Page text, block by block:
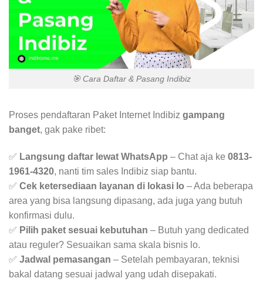
🎯 Cara Daftar & Pasang Indibiz
Proses pendaftaran Paket Internet Indibiz gampang
banget, gak pake ribet:
✅ Langsung daftar lewat WhatsApp – Chat aja ke 0813-
1961-4320, nanti tim sales Indibiz siap bantu.
✅ Cek ketersediaan layanan di lokasi lo – Ada beberapa
area yang bisa langsung dipasang, ada juga yang butuh
konfirmasi dulu.
✅ Pilih paket sesuai kebutuhan – Butuh yang dedicated
atau reguler? Sesuaikan sama skala bisnis lo.
✅ Jadwal pemasangan – Setelah pembayaran, teknisi
bakal datang sesuai jadwal yang udah disepakati.